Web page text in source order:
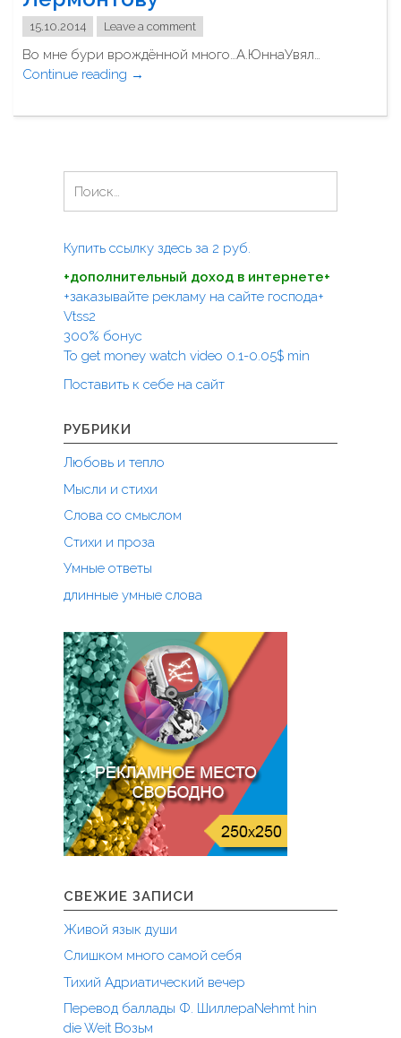
ы
й
с
р
к
"
15.10.2014 Leave a comment
Во мне бури врождённой много…А.ЮннаУвял…
Continue reading "
в
Н
р
и
с
с
М
.
м
о
о
в
→
т
:
Купить ссылку здесь за 2 руб.
+дополнительный доход в интернете+
+заказывайте рекламу на сайте господа+
Vtss2
300% бонус
To get money watch video 0.1-0.05$ min
Поставить к себе на сайт
РУБРИКИ
Любовь и тепло
Мысли и стихи
Слова со смыслом
Стихи и проза
Умные ответы
длинные умные слова
СВЕЖИЕ ЗАПИСИ
Живой язык души
Слишком много самой себя
Тихий Адриатический вечер
Перевод баллады Ф. ШиллераNehmt hin
die Weit Возьм